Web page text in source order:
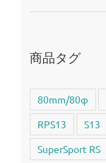
商品タグ
80mm/80φ
RPS13
S13
SuperSport RS